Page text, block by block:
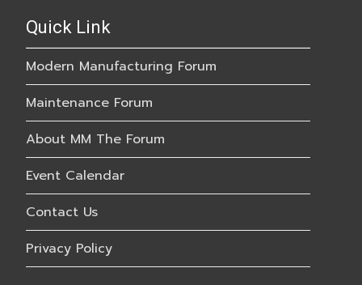
Quick Link
Modern Manufacturing Forum
Maintenance Forum
About MM The Forum
Event Calendar
Contact Us
Privacy Policy